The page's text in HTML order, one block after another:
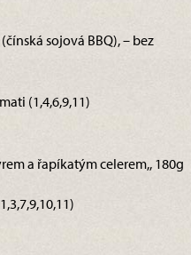
sojová BBQ), – bez
(1,4,6,9,11)
a řapíkatým celerem,, 180g